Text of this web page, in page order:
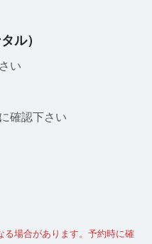
ル）
い
確認下さい
場合があります。予約時に確